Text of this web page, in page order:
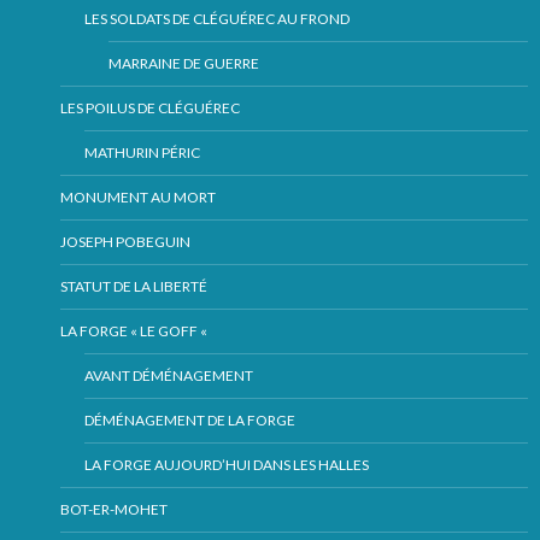
LES SOLDATS DE CLÉGUÉREC AU FROND
MARRAINE DE GUERRE
LES POILUS DE CLÉGUÉREC
MATHURIN PÉRIC
MONUMENT AU MORT
JOSEPH POBEGUIN
STATUT DE LA LIBERTÉ
LA FORGE « LE GOFF «
AVANT DÉMÉNAGEMENT
DÉMÉNAGEMENT DE LA FORGE
LA FORGE AUJOURD’HUI DANS LES HALLES
BOT-ER-MOHET